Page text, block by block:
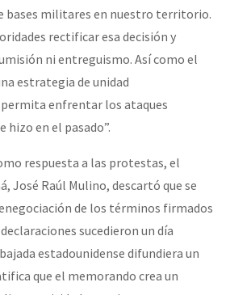
bases militares en nuestro territorio.
rectificar esa decisión y
ni entreguismo. Así como el
estrategia de unidad
enfrentar los ataques
en el pasado”.
respuesta a las protestas, el
José Raúl Mulino, descartó que se
de los términos firmados
sucedieron un día
estadounidense difundiera un
que el memorando crea un